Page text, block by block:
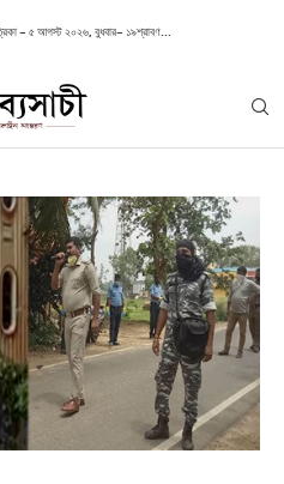
– ৫ আগস্ট ২০২৬, বুধবার– ১৯শ্রাবণ...